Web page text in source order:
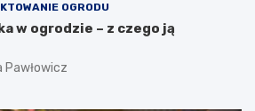
OGRODU
w ogrodzie – z czego ją
Pawłowicz